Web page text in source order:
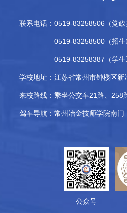
联系电话：0519-83258506（党政
0519-83258500（招生
0519-83258387（学生
学校地址： 江苏省常州市钟楼区新
来校路线： 乘坐公交车21路、258
驾车导航： 常州冶金技师学院南门
公众号